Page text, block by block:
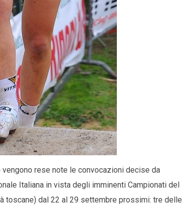
vengono rese note le convocazioni decise da
Italiana in vista degli imminenti Campionati del
toscane) dal 22 al 29 settembre prossimi: tre delle